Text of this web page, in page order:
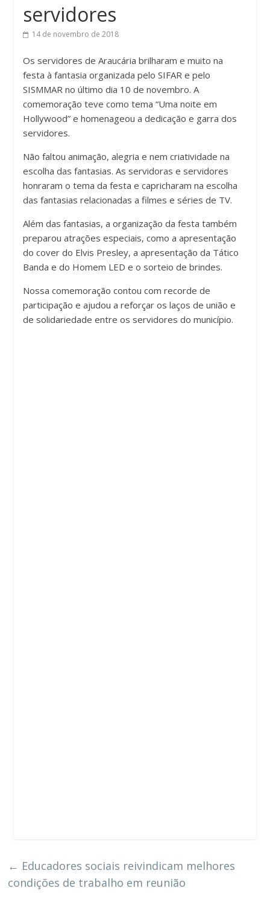
servidores
14 de novembro de 2018
Os servidores de Araucária brilharam e muito na
festa à fantasia organizada pelo SIFAR e pelo
SISMMAR no último dia 10 de novembro. A
comemoração teve como tema “Uma noite em
Hollywood” e homenageou a dedicação e garra dos
servidores.
Não faltou animação, alegria e nem criatividade na
escolha das fantasias. As servidoras e servidores
honraram o tema da festa e capricharam na escolha
das fantasias relacionadas a filmes e séries de TV.
Além das fantasias, a organização da festa também
preparou atrações especiais, como a apresentação
do cover do Elvis Presley, a apresentação da Tático
Banda e do Homem LED e o sorteio de brindes.
Nossa comemoração contou com recorde de
participação e ajudou a reforçar os laços de união e
de solidariedade entre os servidores do município.
← Educadores sociais reivindicam melhores
condições de trabalho em reunião